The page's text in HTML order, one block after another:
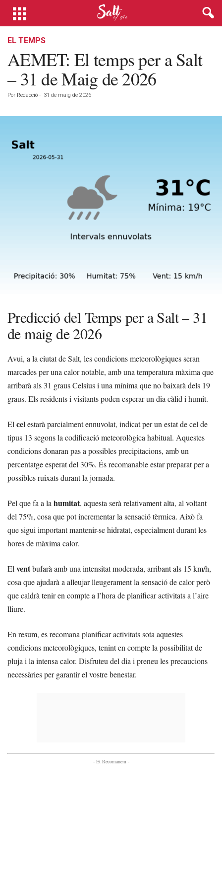
EL TEMPS
AEMET: El temps per a Salt
– 31 de Maig de 2026
Por Redacció - 31 de maig de 2026
Predicció del Temps per a Salt – 31
de maig de 2026
Avui, a la ciutat de Salt, les condicions meteorològiques seran
marcades per una calor notable, amb una temperatura màxima que
arribarà als 31 graus Celsius i una mínima que no baixarà dels 19
graus. Els residents i visitants poden esperar un dia càlid i humit.
Elcelestarà parcialment ennuvolat, indicat per un estat de cel de
tipus 13 segons la codificació meteorològica habitual. Aquestes
condicions donaran pas a possibles precipitacions, amb un
percentatge esperat del 30%. És recomanable estar preparat per a
possibles ruixats durant la jornada.
Pel que fa a lahumitat, aquesta serà relativament alta, al voltant
del 75%, cosa que pot incrementar la sensació tèrmica. Això fa
que sigui important mantenir-se hidratat, especialment durant les
hores de màxima calor.
Elventbufarà amb una intensitat moderada, arribant als 15 km/h,
cosa que ajudarà a alleujar lleugerament la sensació de calor però
que caldrà tenir en compte a l’hora de planificar activitats a l’aire
lliure.
En resum, es recomana planificar activitats sota aquestes
condicions meteorològiques, tenint en compte la possibilitat de
pluja i la intensa calor. Disfruteu del dia i preneu les precaucions
necessàries per garantir el vostre benestar.
- Et Recomanem -